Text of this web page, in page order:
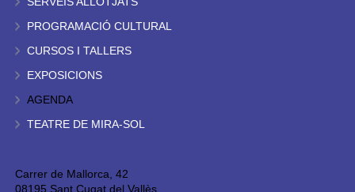
PROGRAMACIÓ CULTURAL
CURSOS I TALLERS
EXPOSICIONS
AGENDA
TEATRE DE MIRA-SOL
Carrer de Mallorca, 42
08195 Sant Cugat del Vallès